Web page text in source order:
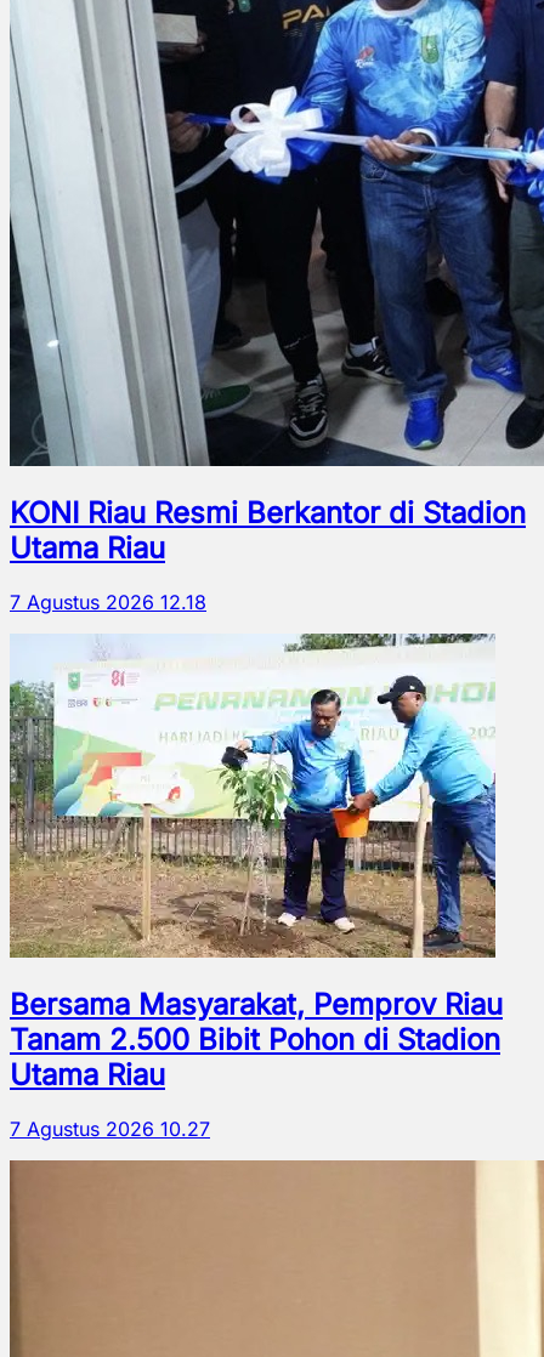
KONI Riau Resmi Berkantor di Stadion
Utama Riau
7 Agustus 2026 12.18
Bersama Masyarakat, Pemprov Riau
Tanam 2.500 Bibit Pohon di Stadion
Utama Riau
7 Agustus 2026 10.27